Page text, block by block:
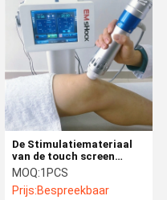
De Stimulatiemateriaal
van de touch screen
Elektrospier met 5
Verschillende
Groottezender
MOQ:1PCS
Prijs:Bespreekbaar